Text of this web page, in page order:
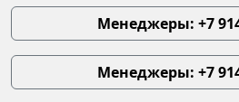
Менеджеры: +7
Менеджеры: +7